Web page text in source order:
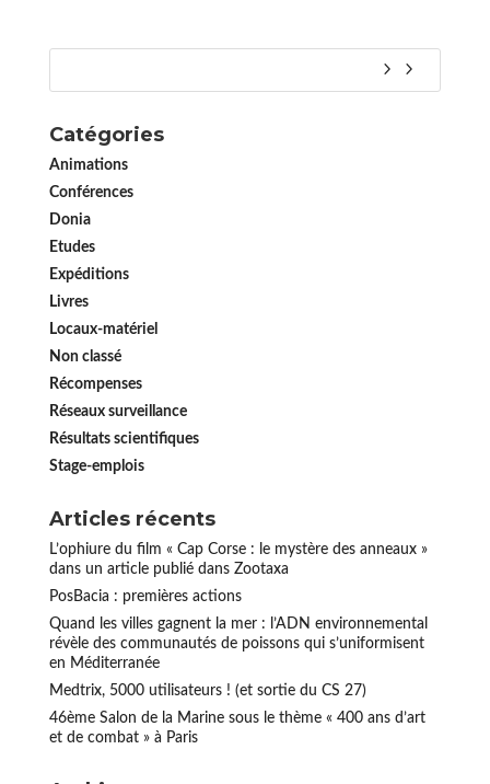
Catégories
Animations
Conférences
Donia
Etudes
Expéditions
Livres
Locaux-matériel
Non classé
Récompenses
Réseaux surveillance
Résultats scientifiques
Stage-emplois
Articles récents
L’ophiure du film « Cap Corse : le mystère des anneaux »
dans un article publié dans Zootaxa
PosBacia : premières actions
Quand les villes gagnent la mer : l’ADN environnemental
révèle des communautés de poissons qui s’uniformisent
en Méditerranée
Medtrix, 5000 utilisateurs ! (et sortie du CS 27)
46ème Salon de la Marine sous le thème « 400 ans d’art
et de combat » à Paris